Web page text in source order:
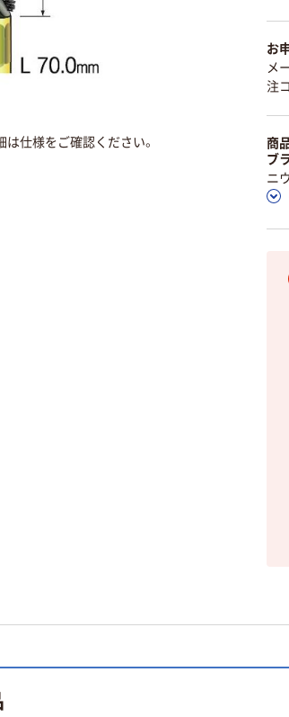
お
メ
注
商
ブ
ニ
仕様をご確認ください。